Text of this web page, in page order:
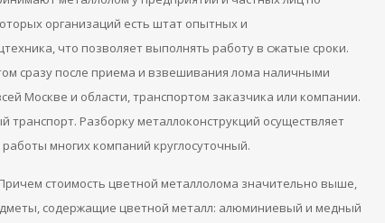
организаций есть штат опытных и
что позволяет выполнять работу в сжатые сроки.
сразу после приема и взвешивания лома наличными
Москве и области, транспортом заказчика или компании.
Разборку металлоконструкций осуществляет
многих компаний круглосуточный.
стоимость цветной металлолома значительно выше,
содержащие цветной металл: алюминиевый и медный